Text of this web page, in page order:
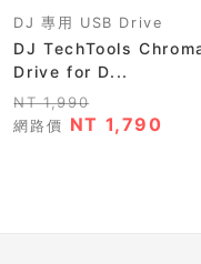
DJ 專用 USB Drive
DJ TechTools
Drive for D...
NT 1,990
網路價 NT 1,790